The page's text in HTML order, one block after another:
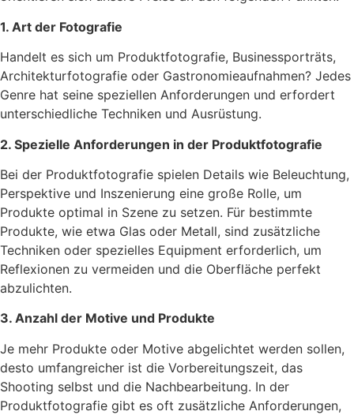
1. Art der Fotografie
Handelt es sich um Produktfotografie, Businessporträts,
Architekturfotografie oder Gastronomieaufnahmen? Jedes
Genre hat seine speziellen Anforderungen und erfordert
unterschiedliche Techniken und Ausrüstung.
2. Spezielle Anforderungen in der Produktfotografie
Bei der Produktfotografie spielen Details wie Beleuchtung,
Perspektive und Inszenierung eine große Rolle, um
Produkte optimal in Szene zu setzen. Für bestimmte
Produkte, wie etwa Glas oder Metall, sind zusätzliche
Techniken oder spezielles Equipment erforderlich, um
Reflexionen zu vermeiden und die Oberfläche perfekt
abzulichten.
3. Anzahl der Motive und Produkte
Je mehr Produkte oder Motive abgelichtet werden sollen,
desto umfangreicher ist die Vorbereitungszeit, das
Shooting selbst und die Nachbearbeitung. In der
Produktfotografie gibt es oft zusätzliche Anforderungen,